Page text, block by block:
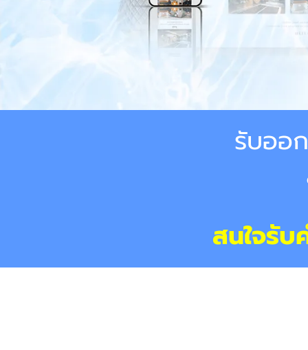
รับออ
สนใจรับ